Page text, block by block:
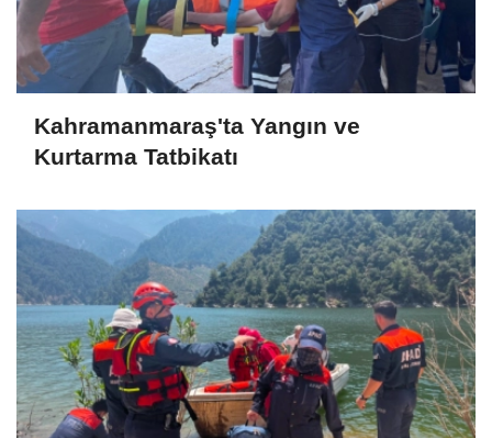
Kahramanmaraş'ta Yangın ve
Kurtarma Tatbikatı